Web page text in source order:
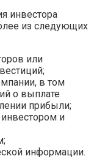
инвестора
из следующих
или
в том
о выплате
прибыли;
и
информации.